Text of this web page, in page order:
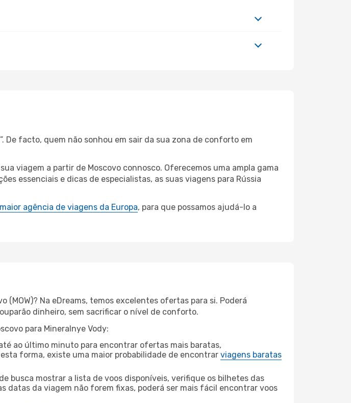
De facto, quem não sonhou em sair da sua zona de conforto em
viagem a partir de Moscovo connosco. Oferecemos uma ampla gama
essenciais e dicas de especialistas, as suas viagens para Rússia
agência de viagens da Europa, para que possamos ajudá-lo a
(MOW)? Na eDreams, temos excelentes ofertas para si. Poderá
dinheiro, sem sacrificar o nível de conforto.
para Mineralnye Vody:
ao último minuto para encontrar ofertas mais baratas,
forma, existe uma maior probabilidade de encontrar viagens baratas
busca mostrar a lista de voos disponíveis, verifique os bilhetes das
datas da viagem não forem fixas, poderá ser mais fácil encontrar voos